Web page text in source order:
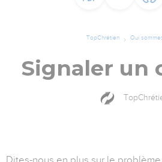
TopChrétien Qui
Signaler un